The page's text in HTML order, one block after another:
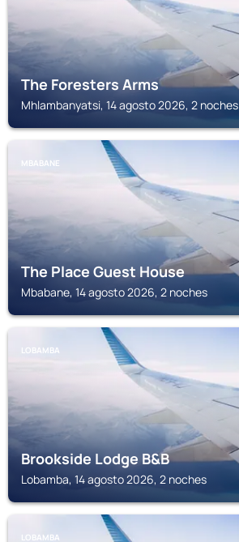
The Foresters Arms
Mhlambanyatsi, 14 agosto 2026, 2 noches
MBABANE
The Place Guest House
Mbabane, 14 agosto 2026, 2 noches
LOBAMBA
Brookside Lodge B&B
Lobamba, 14 agosto 2026, 2 noches
LOBAMBA